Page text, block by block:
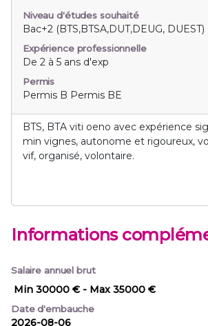
Niveau d'études souhaité
Bac+2 (BTS,BTSA,DUT,DEUG, DUEST)
Expérience professionnelle
De 2 à 5 ans d'exp
Permis
Permis B Permis BE
BTS, BTA viti oeno avec expérience
min vignes, autonome et rigoureux,
vif, organisé, volontaire.
Informations
Salaire annuel brut
Min 30000 € - Max 35000 €
Date d'embauche
2026-08-06